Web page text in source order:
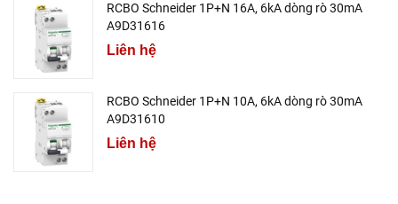
RCBO Schneider 1P+N 16A, 6kA dòng rò 30mA
A9D31616
Liên hệ
RCBO Schneider 1P+N 10A, 6kA dòng rò 30mA
A9D31610
Liên hệ